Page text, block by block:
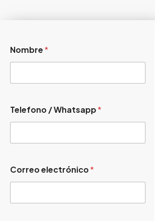
Nombre*
Telefono / Whatsapp*
Correo electrónico*